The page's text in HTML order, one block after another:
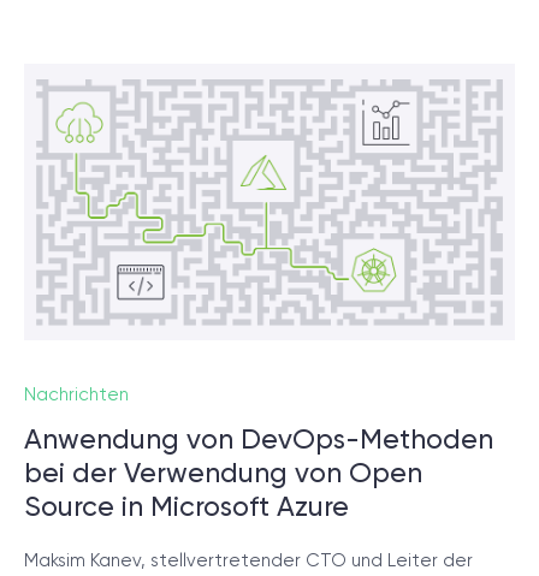
Nachrichten
Anwendung von DevOps-Methoden
bei der Verwendung von Open
Source in Microsoft Azure
Maksim Kanev, stellvertretender CTO und Leiter der